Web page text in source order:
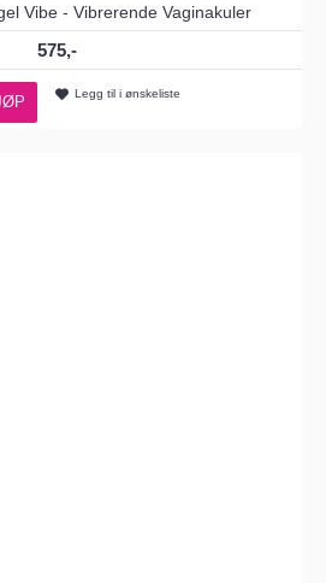
Vibe - Vibrerende Vaginakuler
575,-
Legg til i ønskeliste